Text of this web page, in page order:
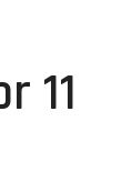
11